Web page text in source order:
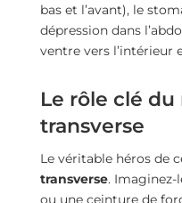
bas et l’avant), le
dépression dans
ventre vers l’intérieur
Le rôle clé du
transverse
Le véritable héros de
transverse.
ou une ceinture de